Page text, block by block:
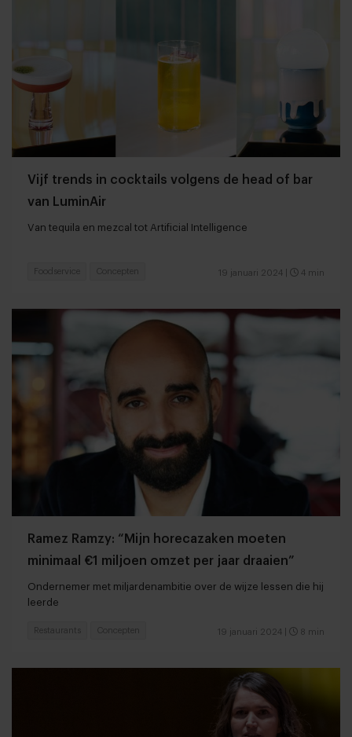
Vijf trends in cocktails volgens de head of bar
van LuminAir
Van tequila en mezcal tot Artificial Intelligence
19 januari 2024 4 min
Foodservice Concepten
Ramez Ramzy: “Mijn horecazaken moeten
minimaal €1 miljoen omzet per jaar draaien”
Ondernemer met miljardenambitie over de wijze lessen die hij
leerde
19 januari 2024 8 min
Restaurants Concepten